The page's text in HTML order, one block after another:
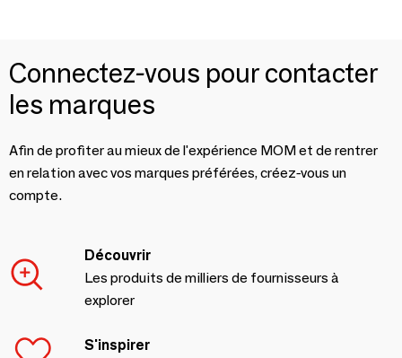
Connectez-vous pour contacter
les marques
Afin de profiter au mieux de l'expérience MOM et de rentrer
en relation avec vos marques préférées, créez-vous un
compte.
Découvrir
Les produits de milliers de fournisseurs à
explorer
S'inspirer